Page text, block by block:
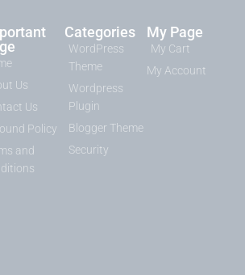
Us
Us
Policy
and
Categories
WordPress
Theme
Wordpress
Plugin
Blogger Theme
Security
My Page
My Cart
My Account